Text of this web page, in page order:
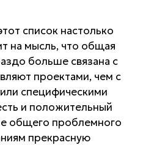
список настолько
на мысль, что общая
больше связана с
проектами, чем с
специфическими
и положительный
общего проблемного
прекрасную